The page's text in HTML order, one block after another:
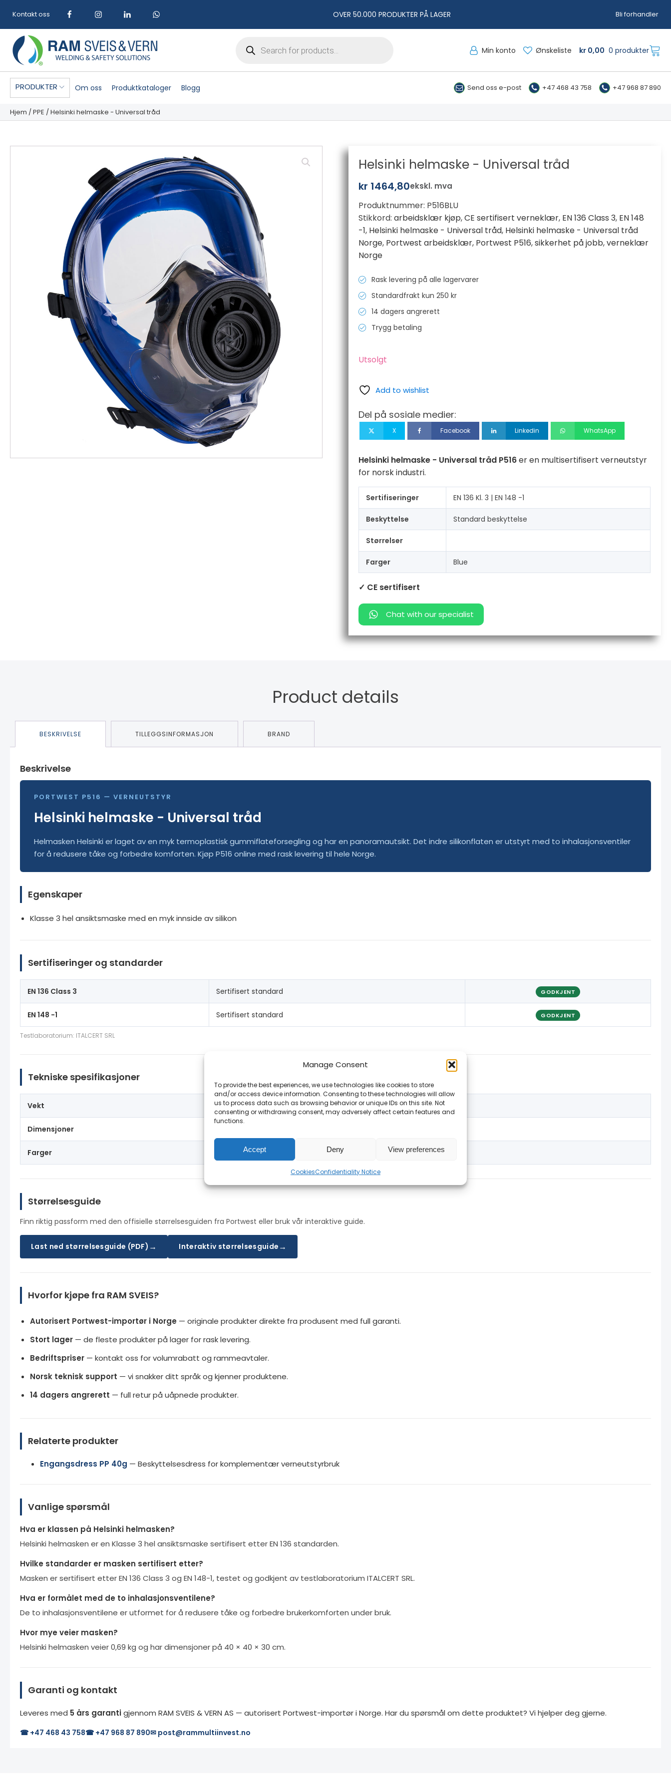
Manage Consent
To provide the best experiences, we use technologies like cookies to store
and/or access device information. Consenting to these technologies will allow
us to process data such as browsing behavior or unique IDs on this site. Not
consenting or withdrawing consent, may adversely affect certain features and
functions.
Accept Deny View preferences
CookiesConfidentiality Notice
Kontakt oss OVER 50.000 PRODUKTER PÅ LAGER Bli forhandler
Products
search
Min konto Ønskeliste kr 0,00 0 produkter
PRODUKTER Om oss Produktkataloger Blogg Send oss e-post +47 468 43 758 +47 968 87 890
Hjem /PPE / Helsinki helmaske - Universal tråd
Helsinki helmaske - Universal tråd
kr 1464,80ekskl. mva
Produktnummer: P516BLU
Stikkord:arbeidsklær kjøp,CE sertifisert verneklær, EN 136 Class 3, EN 148
-1, Helsinki helmaske - Universal tråd, Helsinki helmaske - Universal tråd
Norge, Portwest arbeidsklær, Portwest P516,sikkerhet på jobb,verneklær
Norge
Rask levering på alle lagervarer
Standardfrakt kun 250 kr
14 dagers angrerett
Trygg betaling
Utsolgt
Add to wishlist
Del på sosiale medier:
X Facebook Linkedin WhatsApp
Helsinki helmaske - Universal tråd P516er en multisertifisert verneutstyr
for norsk industri.
Sertifiseringer EN 136 Kl. 3 | EN 148 -1
Beskyttelse Standard beskyttelse
Størrelser
Farger Blue
✓ CE sertifisert
Chat with our specialist
Product details
BESKRIVELSE TILLEGGSINFORMASJON BRAND
Beskrivelse
PORTWEST P516 — VERNEUTSTYR
Helsinki helmaske - Universal tråd
Helmasken Helsinki er laget av en myk termoplastisk gummiflateforsegling og har en panoramautsikt. Det indre silikonflaten er utstyrt med to inhalasjonsventiler
for å redusere tåke og forbedre komforten. Kjøp P516 online med rask levering til hele Norge.
Egenskaper
Klasse 3 hel ansiktsmaske med en myk innside av silikon
Sertifiseringer og standarder
EN 136 Class 3 Sertifisert standard GODKJENT
EN 148 -1 Sertifisert standard GODKJENT
Testlaboratorium: ITALCERT SRL
Tekniske spesifikasjoner
Vekt 0.69 kg
Dimensjoner
Farger
Størrelsesguide
Finn riktig passform med den offisielle størrelsesguiden fra Portwest eller bruk vår interaktive guide.
Last ned størrelsesguide (PDF) → Interaktiv størrelsesguide →
Hvorfor kjøpe fra RAM SVEIS?
Autorisert Portwest-importør i Norge — originale produkter direkte fra produsent med full garanti.
Stort lager — de fleste produkter på lager for rask levering.
Bedriftspriser — kontakt oss for volumrabatt og rammeavtaler.
Norsk teknisk support — vi snakker ditt språk og kjenner produktene.
14 dagers angrerett — full retur på uåpnede produkter.
Relaterte produkter
Engangsdress PP 40g — Beskyttelsesdress for komplementær verneutstyrbruk
Vanlige spørsmål
Hva er klassen på Helsinki helmasken?
Helsinki helmasken er en Klasse 3 hel ansiktsmaske sertifisert etter EN 136 standarden.
Hvilke standarder er masken sertifisert etter?
Masken er sertifisert etter EN 136 Class 3 og EN 148-1, testet og godkjent av testlaboratorium ITALCERT SRL.
Hva er formålet med de to inhalasjonsventilene?
De to inhalasjonsventilene er utformet for å redusere tåke og forbedre brukerkomforten under bruk.
Hvor mye veier masken?
Helsinki helmasken veier 0,69 kg og har dimensjoner på 40 × 40 × 30 cm.
Garanti og kontakt
Leveres med 5 års garantigjennom RAM SVEIS & VERN AS — autorisert Portwest-importør i Norge. Har du spørsmål om dette produktet? Vi hjelper deg gjerne.
☎ +47 468 43 758☎ +47 968 87 890✉ post@rammultiinvest.no